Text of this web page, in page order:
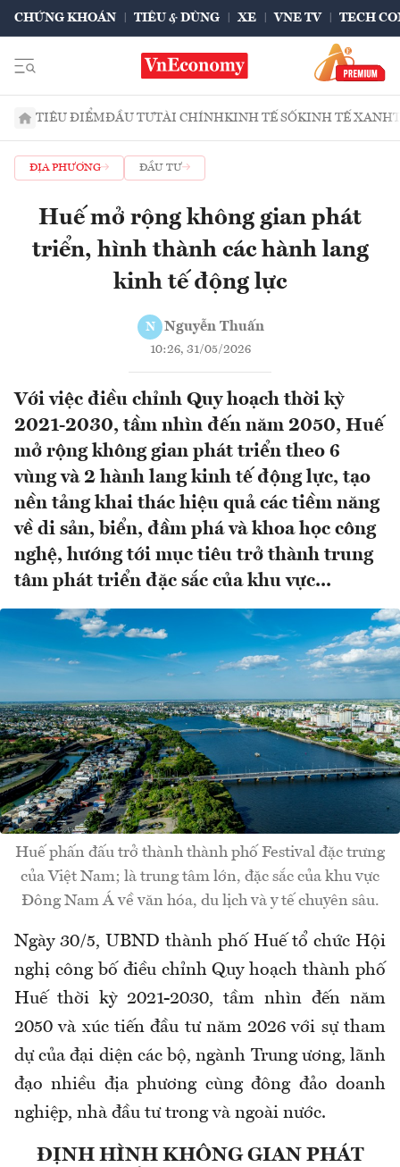
CHỨNG KHOÁN TIÊU & DÙNG XE VNE TV TECH
TIÊU ĐIỂMĐẦU TƯTÀI CHÍNHKINH TẾ SỐKINH TẾ XANH
ĐỊA PHƯƠNG ĐẦU TƯ
Huế mở rộng không gian phát
triển, hình thành các hành lang
kinh tế động lực
N Nguyễn Thuấn
10:26, 31/05/2026
Với việc điều chỉnh Quy hoạch thời kỳ
2021-2030, tầm nhìn đến năm 2050, Huế
mở rộng không gian phát triển theo 6
vùng và 2 hành lang kinh tế động lực, tạo
nền tảng khai thác hiệu quả các tiềm năng
về di sản, biển, đầm phá và khoa học công
nghệ, hướng tới mục tiêu trở thành trung
tâm phát triển đặc sắc của khu vực...
Huế phấn đấu trở thành thành phố Festival đặc trưng
của Việt Nam; là trung tâm lớn, đặc sắc của khu vực
Đông Nam Á về văn hóa, du lịch và y tế chuyên sâu.
Ngày 30/5, UBND thành phố Huế tổ chức Hội
nghị công bố điều chỉnh Quy hoạch thành phố
Huế thời kỳ 2021-2030, tầm nhìn đến năm
2050 và xúc tiến đầu tư năm 2026 với sự tham
dự của đại diện các bộ, ngành Trung ương, lãnh
đạo nhiều địa phương cùng đông đảo doanh
nghiệp, nhà đầu tư trong và ngoài nước.
ĐỊNH HÌNH KHÔNG GIAN PHÁT